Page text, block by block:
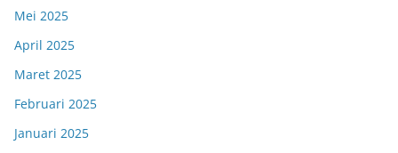
Mei 2025
April 2025
Maret 2025
Februari 2025
Januari 2025